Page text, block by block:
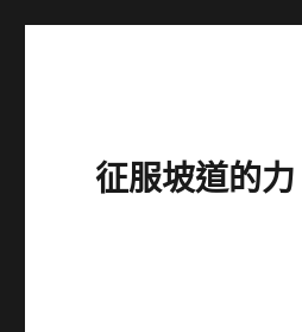
征服坡道的力